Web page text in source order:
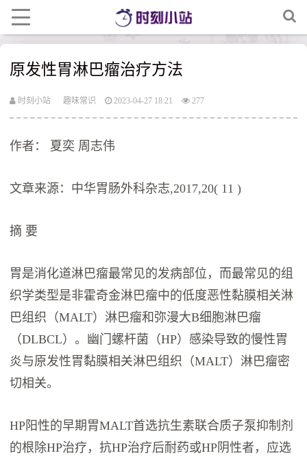
​原发性胃淋巴瘤治疗方法
时刻小站 趣味常识 2023-04-27 18:21 277
作者： 夏奕 周志伟
文章来源：中华胃肠外科杂志,2017,20( 11 )
摘 要
胃是消化道淋巴瘤最常见的发病部位，而最常见的组
织学类型是非霍奇金淋巴瘤中的低度恶性黏膜相关淋
巴组织（MALT）淋巴瘤和弥漫大B细胞淋巴瘤
（DLBCL）。幽门螺杆菌（HP）感染导致的慢性胃
炎与原发性胃黏膜相关淋巴组织（MALT）淋巴瘤密
切相关。
HP阳性的早期胃MALT首选抗生素联合质子泵抑制剂
的根除HP治疗，抗HP治疗后耐药或HP阴性者，应选